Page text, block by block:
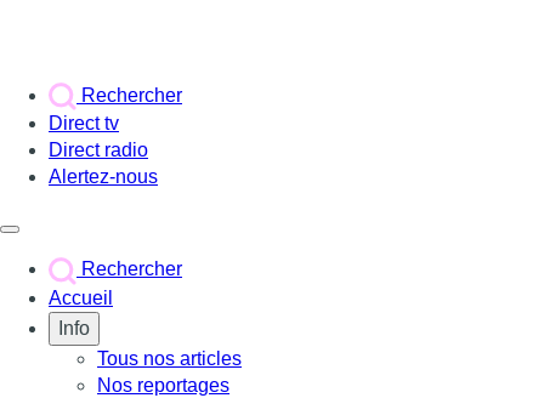
Rechercher
Direct tv
Direct radio
Alertez-nous
Rechercher
Accueil
Info
Tous nos articles
Nos reportages